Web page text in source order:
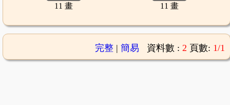
11 畫 11 畫
完整| 簡易 資料數 : 2 頁數: 1/1